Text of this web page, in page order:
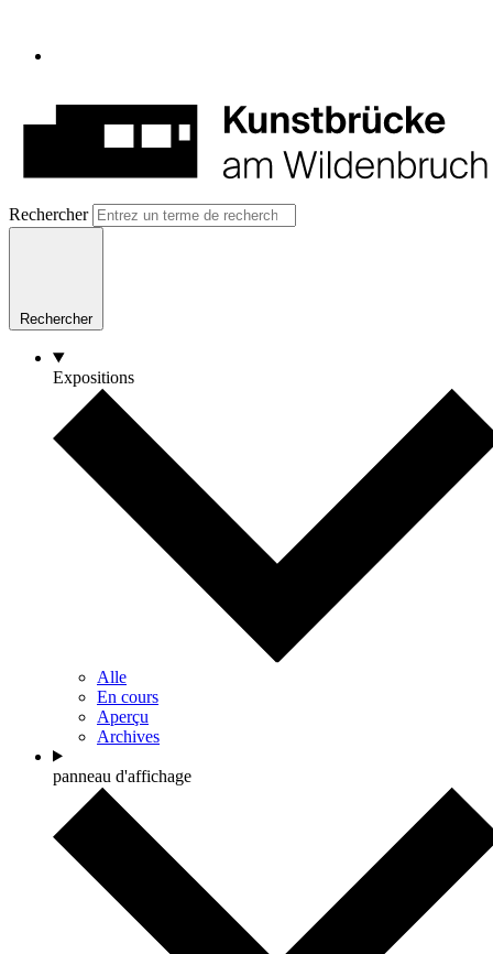
Rechercher
Rechercher
Expositions
Alle
En cours
Aperçu
Archives
panneau d'affichage